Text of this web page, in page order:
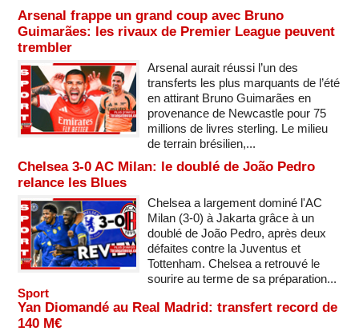
Arsenal frappe un grand coup avec Bruno
Guimarães: les rivaux de Premier League peuvent
trembler
Arsenal aurait réussi l’un des
transferts les plus marquants de l’été
en attirant Bruno Guimarães en
provenance de Newcastle pour 75
millions de livres sterling. Le milieu
de terrain brésilien,...
Chelsea 3-0 AC Milan: le doublé de João Pedro
relance les Blues
Chelsea a largement dominé l'AC
Milan (3-0) à Jakarta grâce à un
doublé de João Pedro, après deux
défaites contre la Juventus et
Tottenham. Chelsea a retrouvé le
sourire au terme de sa préparation...
Sport
Yan Diomandé au Real Madrid: transfert record de
140 M€